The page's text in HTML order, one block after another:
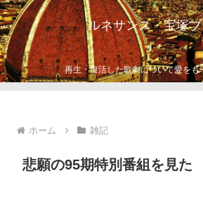
ルネサンス・宝塚
再生・復活した歌劇について愛をも
ホーム 雑記
悲願の95期特別番組を見た